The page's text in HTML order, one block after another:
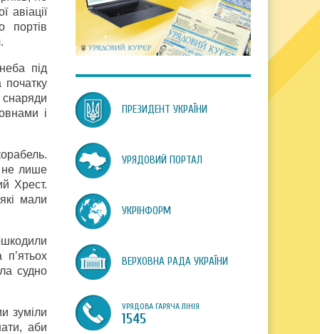
авіації
портів
під
початку
і
не лише
Хрест.
мали
судно
зуміли
аби
ПРЕЗИДЕНТ УКРАЇНИ
УРЯДОВИЙ ПОРТАЛ
УКРІНФОРМ
ВЕРХОВНА РАДА УКРАЇНИ
УРЯДОВА ГАРЯЧА ЛІНІЯ
1545